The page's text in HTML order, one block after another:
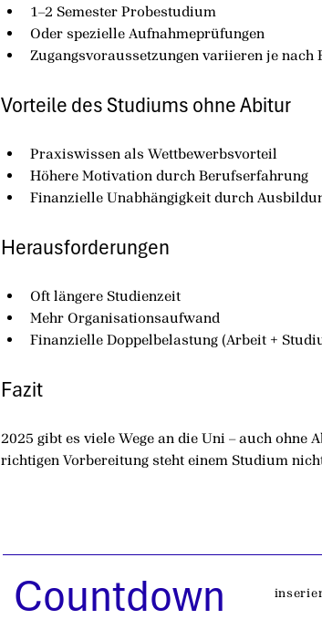
1–2 Semester Probestudium
Oder spezielle Aufnahmeprüfungen
Zugangsvoraussetzungen variieren je nach
Vorteile des Studiums ohne Abitur
Praxiswissen als Wettbewerbsvorteil
Höhere Motivation durch Berufserfahrung
Finanzielle Unabhängigkeit durch
Herausforderungen
Oft längere Studienzeit
Mehr Organisationsaufwand
Finanzielle Doppelbelastung (Arbeit +
Fazit
2025 gibt es viele Wege an die Uni – auch
richtigen Vorbereitung steht einem Studium
Countdown